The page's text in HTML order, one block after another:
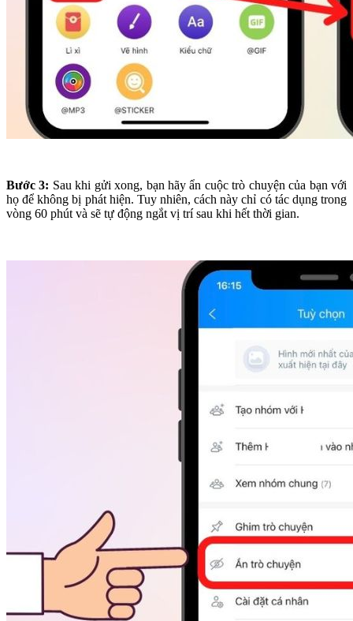
Bước 3: Sau khi gửi xong, bạn hãy ẩn cuộc trò chuyện của bạn với
họ để không bị phát hiện. Tuy nhiên, cách này chỉ có tác dụng trong
vòng 60 phút và sẽ tự động ngắt vị trí sau khi hết thời gian.